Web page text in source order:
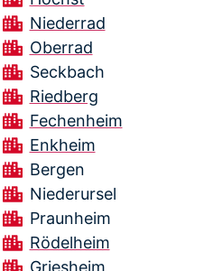
Niederrad
Oberrad
Seckbach
Riedberg
Fechenheim
Enkheim
Bergen
Niederursel
Praunheim
Rödelheim